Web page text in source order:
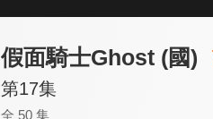
假面騎士Ghost (國)
第17集
全 50 集